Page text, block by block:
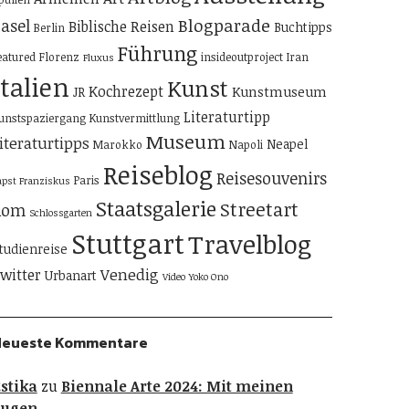
Berlin Biblische ReisenBlogparade Buchtipps
Florenz Fluxus Führung insideoutproject Iran
JR Kochrezept Kunst Kunstmuseum
Kunstvermittlung Literaturtipp
Marokko Museum Napoli Neapel
Franziskus Paris Reiseblog Reisesouvenirs
Schlossgarten Staatsgalerie Streetart
StuttgartTravelblog
Urbanart Venedig Video Yoko Ono
Kommentare
zu Biennale Arte 2024: Mit meinen